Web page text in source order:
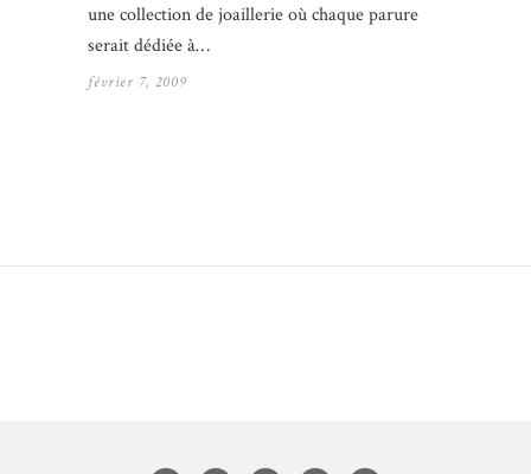
une collection de joaillerie où chaque parure
serait dédiée à…
février 7, 2009